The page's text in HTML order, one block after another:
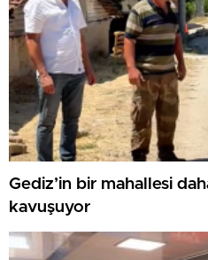
Gediz’in bir mahallesi
kavuşuyor